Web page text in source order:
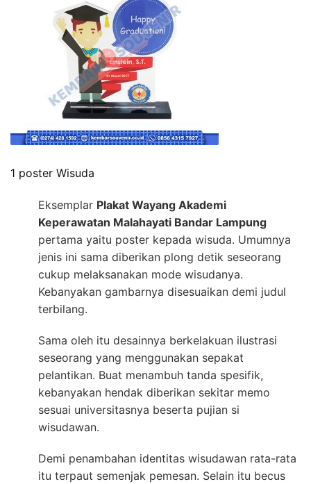
1 poster Wisuda
Eksemplar Plakat Wayang Akademi
Keperawatan Malahayati Bandar Lampung
pertama yaitu poster kepada wisuda. Umumnya
jenis ini sama diberikan plong detik seseorang
cukup melaksanakan mode wisudanya.
Kebanyakan gambarnya disesuaikan demi judul
terbilang.
Sama oleh itu desainnya berkelakuan ilustrasi
seseorang yang menggunakan sepakat
pelantikan. Buat menambuh tanda spesifik,
kebanyakan hendak diberikan sekitar memo
sesuai universitasnya beserta pujian si
wisudawan.
Demi penambahan identitas wisudawan rata-rata
itu terpaut semenjak pemesan. Selain itu becus